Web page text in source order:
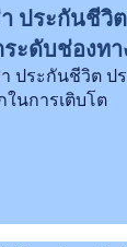
ประกันชี
ะดับช่องท
ประกันชีวิต
นการเติบโต